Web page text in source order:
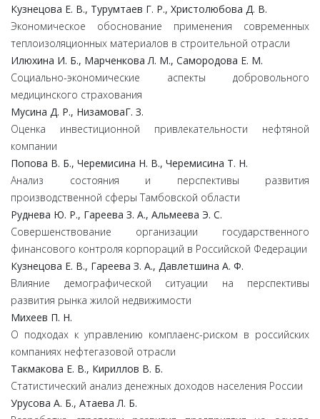
Кузнецова Е. В., Турумтаев Г. Р., Христолюбова Д. В.
Экономическое обоснование применения современных
теплоизоляционных материалов в строительной отрасли
Илюхина И. Б., Марченкова Л. М., Самородова Е. М.
Социально-экономические аспекты добровольного
медицинского страхования
Мусина Д. Р., НизамоваГ. З.
Оценка инвестиционной привлекательности нефтяной
компании
Попова В. Б., Черемисина Н. В., Черемисина Т. Н.
Анализ состояния и перспективы развития
производственной сферы Тамбовской области
Руднева Ю. Р., Гареева З. А., Альмеева Э. С.
Совершенствование организации государственного
финансового контроля корпораций в Российской Федерации
Кузнецова Е. В., Гареева З. А., Давлетшина А. Ф.
Влияние демографической ситуации на перспективы
развития рынка жилой недвижимости
Михеев П. Н.
О подходах к управлению комплаенс-риском в российских
компаниях нефтегазовой отрасли
Такмакова Е. В., Кириллов В. Б.
Статистический анализ денежных доходов населения России
Урусова А. Б., Атаева Л. Б.